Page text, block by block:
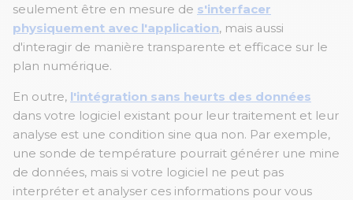
seulement être en mesure de s'interfacer
physiquement avec l'application, mais aussi
d'interagir de manière transparente et efficace sur le
plan numérique.
En outre, l'intégration sans heurts des données
dans votre logiciel existant pour leur traitement et leur
analyse est une condition sine qua non. Par exemple,
une sonde de température pourrait générer une mine
de données, mais si votre logiciel ne peut pas
interpréter et analyser ces informations pour vous